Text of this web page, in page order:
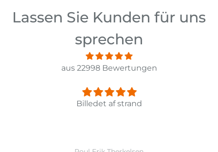
Lassen Sie Kunden für uns
sprechen
aus 22998 Bewertungen
Panorama Leinwandbild 3-teilig Old Pier Ii